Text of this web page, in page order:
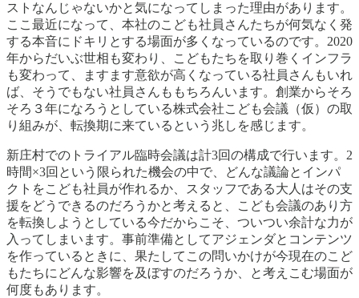
ストなんじゃないかと気になってしまった理由があります。
ここ最近になって、本社のこども社員さんたちが何気なく発
する本音にドキリとする場面が多くなっているのです。2020
年からだいぶ世相も変わり、こどもたちを取り巻くインフラ
も変わって、ますます意欲が高くなっている社員さんもいれ
ば、そうでもない社員さんももちろんいます。創業からそろ
そろ３年になろうとしている株式会社こども会議（仮）の取
り組みが、転換期に来ているという兆しを感じます。
新庄村でのトライアル臨時会議は計3回の構成で行います。2
時間×3回という限られた機会の中で、どんな議論とインパ
クトをこども社員が作れるか、スタッフである大人はその支
援をどうできるのだろうかと考えると、こども会議のあり方
を転換しようとしている今だからこそ、ついつい余計な力が
入ってしまいます。事前準備としてアジェンダとコンテンツ
を作っているときに、果たしてこの問いかけが今現在のこど
もたちにどんな影響を及ぼすのだろうか、と考えこむ場面が
何度もあります。